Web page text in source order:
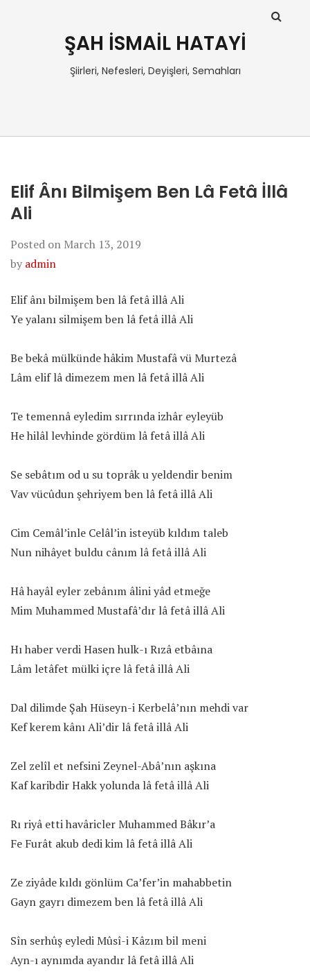
ŞAH İSMAİL HATAYİ
Şiirleri, Nefesleri, Deyişleri, Semahları
Elif Ânı Bilmişem Ben Lâ Fetâ İllâ
Ali
Posted on March 13, 2019
by admin
Elif ânı bilmişem ben lâ fetâ illâ Ali
Ye yalanı silmişem ben lâ fetâ illâ Ali
Be bekâ mülkünde hâkim Mustafâ vü Murtezâ
Lâm elif lâ dimezem men lâ fetâ illâ Ali
Te temennâ eyledim sırrında izhâr eyleyüb
He hilâl levhinde gördüm lâ fetâ illâ Ali
Se sebâtım od u su toprâk u yeldendir benim
Vav vücûdun şehriyem ben lâ fetâ illâ Ali
Cim Cemâl’inle Celâl’in isteyüb kıldım taleb
Nun nihâyet buldu cânım lâ fetâ illâ Ali
Hâ hayâl eyler zebânım âlini yâd etmeğe
Mim Muhammed Mustafâ’dır lâ fetâ illâ Ali
Hı haber verdi Hasen hulk-ı Rızâ etbâına
Lâm letâfet mülki içre lâ fetâ illâ Ali
Dal dilimde Şah Hüseyn-i Kerbelâ’nın mehdi var
Kef kerem kânı Ali’dir lâ fetâ illâ Ali
Zel zelîl et nefsini Zeynel-Abâ’nın aşkına
Kaf karibdir Hakk yolunda lâ fetâ illâ Ali
Rı riyâ etti havâricler Muhammed Bâkır’a
Fe Furât akub dedi kim lâ fetâ illâ Ali
Ze ziyâde kıldı gönlüm Ca’fer’in mahabbetin
Gayn gayrı dimezem ben lâ fetâ illâ Ali
Sîn serhûş eyledi Mûsî-i Kâzım bil meni
Ayn-ı aynımda ayandır lâ fetâ illâ Ali